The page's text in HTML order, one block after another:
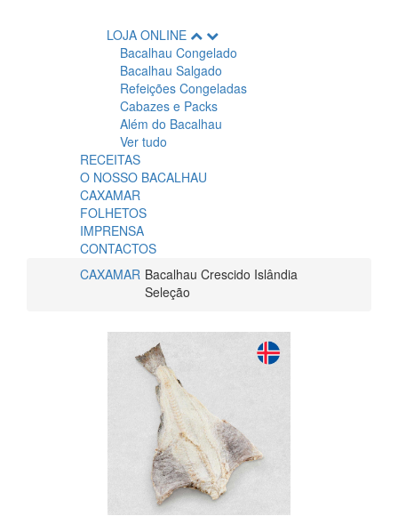
LOJA ONLINE
Bacalhau Congelado
Bacalhau Salgado
Refeições Congeladas
Cabazes e Packs
Além do Bacalhau
Ver tudo
RECEITAS
O NOSSO BACALHAU
CAXAMAR
FOLHETOS
IMPRENSA
CONTACTOS
CAXAMAR Bacalhau Crescido Islândia
Seleção